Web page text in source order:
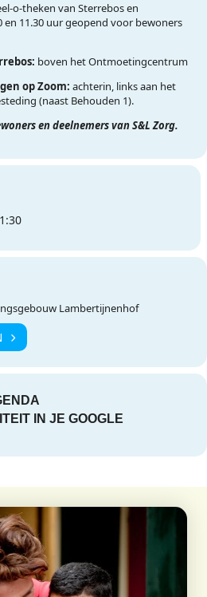
o-theken van Sterrebos en
11.30 uur geopend voor bewoners
boven het Ontmoetingcentrum
op Zoom: achterin, links aan het
(naast Behouden 1).
en deelnemers van S&L Zorg.
Lambertijnenhof
IN JE GOOGLE